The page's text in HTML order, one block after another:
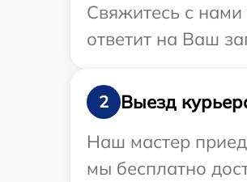
Свяжитесь с
ответит на Ваш
2
Выезд
Наш мастер
мы бесплатно